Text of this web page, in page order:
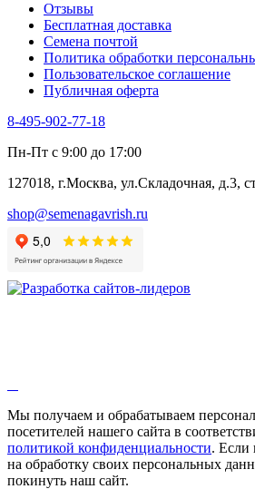
Отзывы
Бесплатная доставка
Семена почтой
Политика обработки
Пользовательское соглашение
Публичная оферта
8-495-902-77-18
Пн-Пт с 9:00 до 17:00
127018, г.Москва, ул.Складочная, д.3,
shop@semenagavrish.ru
Мы получаем и обрабатываем
посетителей нашего сайта в
политикой конфиденциальности. Если
на обработку своих персональных
покинуть наш сайт.